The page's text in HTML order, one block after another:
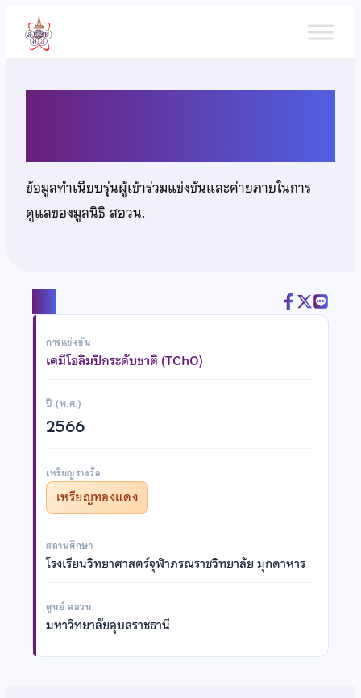
เนื้อหา
ข้อมูลทำเนียบรุ่นผู้เข้าร่วมแข่งขันและค่ายภายในการ
ดูแลของมูลนิธิ สอวน.
การแข่งขัน
เคมีโอลิมปิกระดับชาติ (TChO)
ปี (พ.ศ.)
2566
เหรียญรางวัล
เหรียญทองแดง
สถานศึกษา
โรงเรียนวิทยาศาสตร์จุฬาภรณราชวิทยาลัย มุกดาหาร
ศูนย์ สอวน.
มหาวิทยาลัยอุบลราชธานี